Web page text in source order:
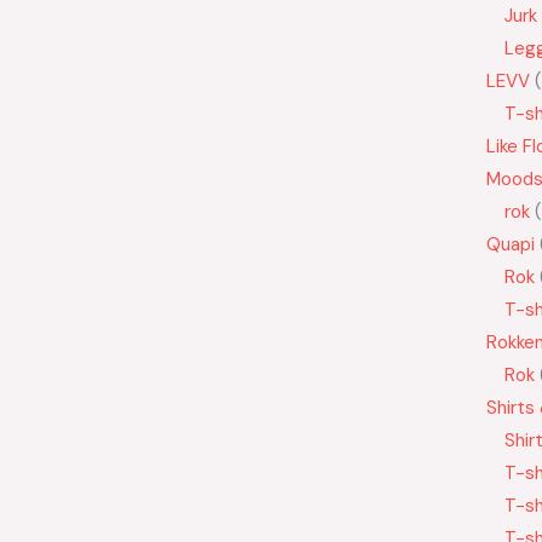
Jurk
LEVV
T-
Like
rok
Quapi
Rok
T-
Rok
Shirts
T-
T-